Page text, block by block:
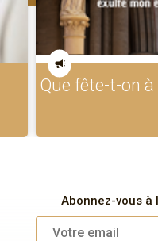
Que fête-t-on à
Abonnez-vous